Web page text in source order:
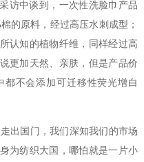
中谈到，一次性洗脸巾产品
的原料，经过高压水刺成型；
认知的植物纤维，同样经过高
更加天然、亲肤，但是产品价
不会添加可迁移性荧光增白
出国门，我们深知我们的市场
为纺织大国，哪怕就是一片小